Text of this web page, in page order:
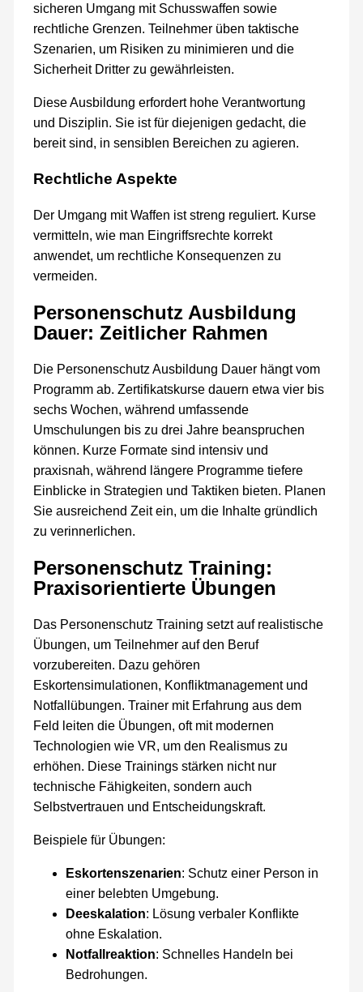
sicheren Umgang mit Schusswaffen sowie
rechtliche Grenzen. Teilnehmer üben taktische
Szenarien, um Risiken zu minimieren und die
Sicherheit Dritter zu gewährleisten.
Diese Ausbildung erfordert hohe Verantwortung
und Disziplin. Sie ist für diejenigen gedacht, die
bereit sind, in sensiblen Bereichen zu agieren.
Rechtliche Aspekte
Der Umgang mit Waffen ist streng reguliert. Kurse
vermitteln, wie man Eingriffsrechte korrekt
anwendet, um rechtliche Konsequenzen zu
vermeiden.
Personenschutz Ausbildung
Dauer: Zeitlicher Rahmen
Die Personenschutz Ausbildung Dauer hängt vom
Programm ab. Zertifikatskurse dauern etwa vier bis
sechs Wochen, während umfassende
Umschulungen bis zu drei Jahre beanspruchen
können. Kurze Formate sind intensiv und
praxisnah, während längere Programme tiefere
Einblicke in Strategien und Taktiken bieten. Planen
Sie ausreichend Zeit ein, um die Inhalte gründlich
zu verinnerlichen.
Personenschutz Training:
Praxisorientierte Übungen
Das Personenschutz Training setzt auf realistische
Übungen, um Teilnehmer auf den Beruf
vorzubereiten. Dazu gehören
Eskortensimulationen, Konfliktmanagement und
Notfallübungen. Trainer mit Erfahrung aus dem
Feld leiten die Übungen, oft mit modernen
Technologien wie VR, um den Realismus zu
erhöhen. Diese Trainings stärken nicht nur
technische Fähigkeiten, sondern auch
Selbstvertrauen und Entscheidungskraft.
Beispiele für Übungen:
Eskortenszenarien: Schutz einer Person in
einer belebten Umgebung.
Deeskalation: Lösung verbaler Konflikte
ohne Eskalation.
Notfallreaktion: Schnelles Handeln bei
Bedrohungen.